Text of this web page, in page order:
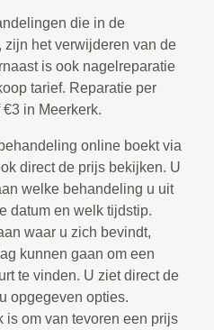
die in de
het verwijderen van de
is ook nagelreparatie
tarief. Reparatie per
in Meerkerk.
online boekt via
direct de prijs bekijken. U
welke behandeling u uit
datum en welk tijdstip.
waar u zich bevindt,
kunnen gaan om een
te vinden. U ziet direct de
opgegeven opties.
is om van tevoren een prijs